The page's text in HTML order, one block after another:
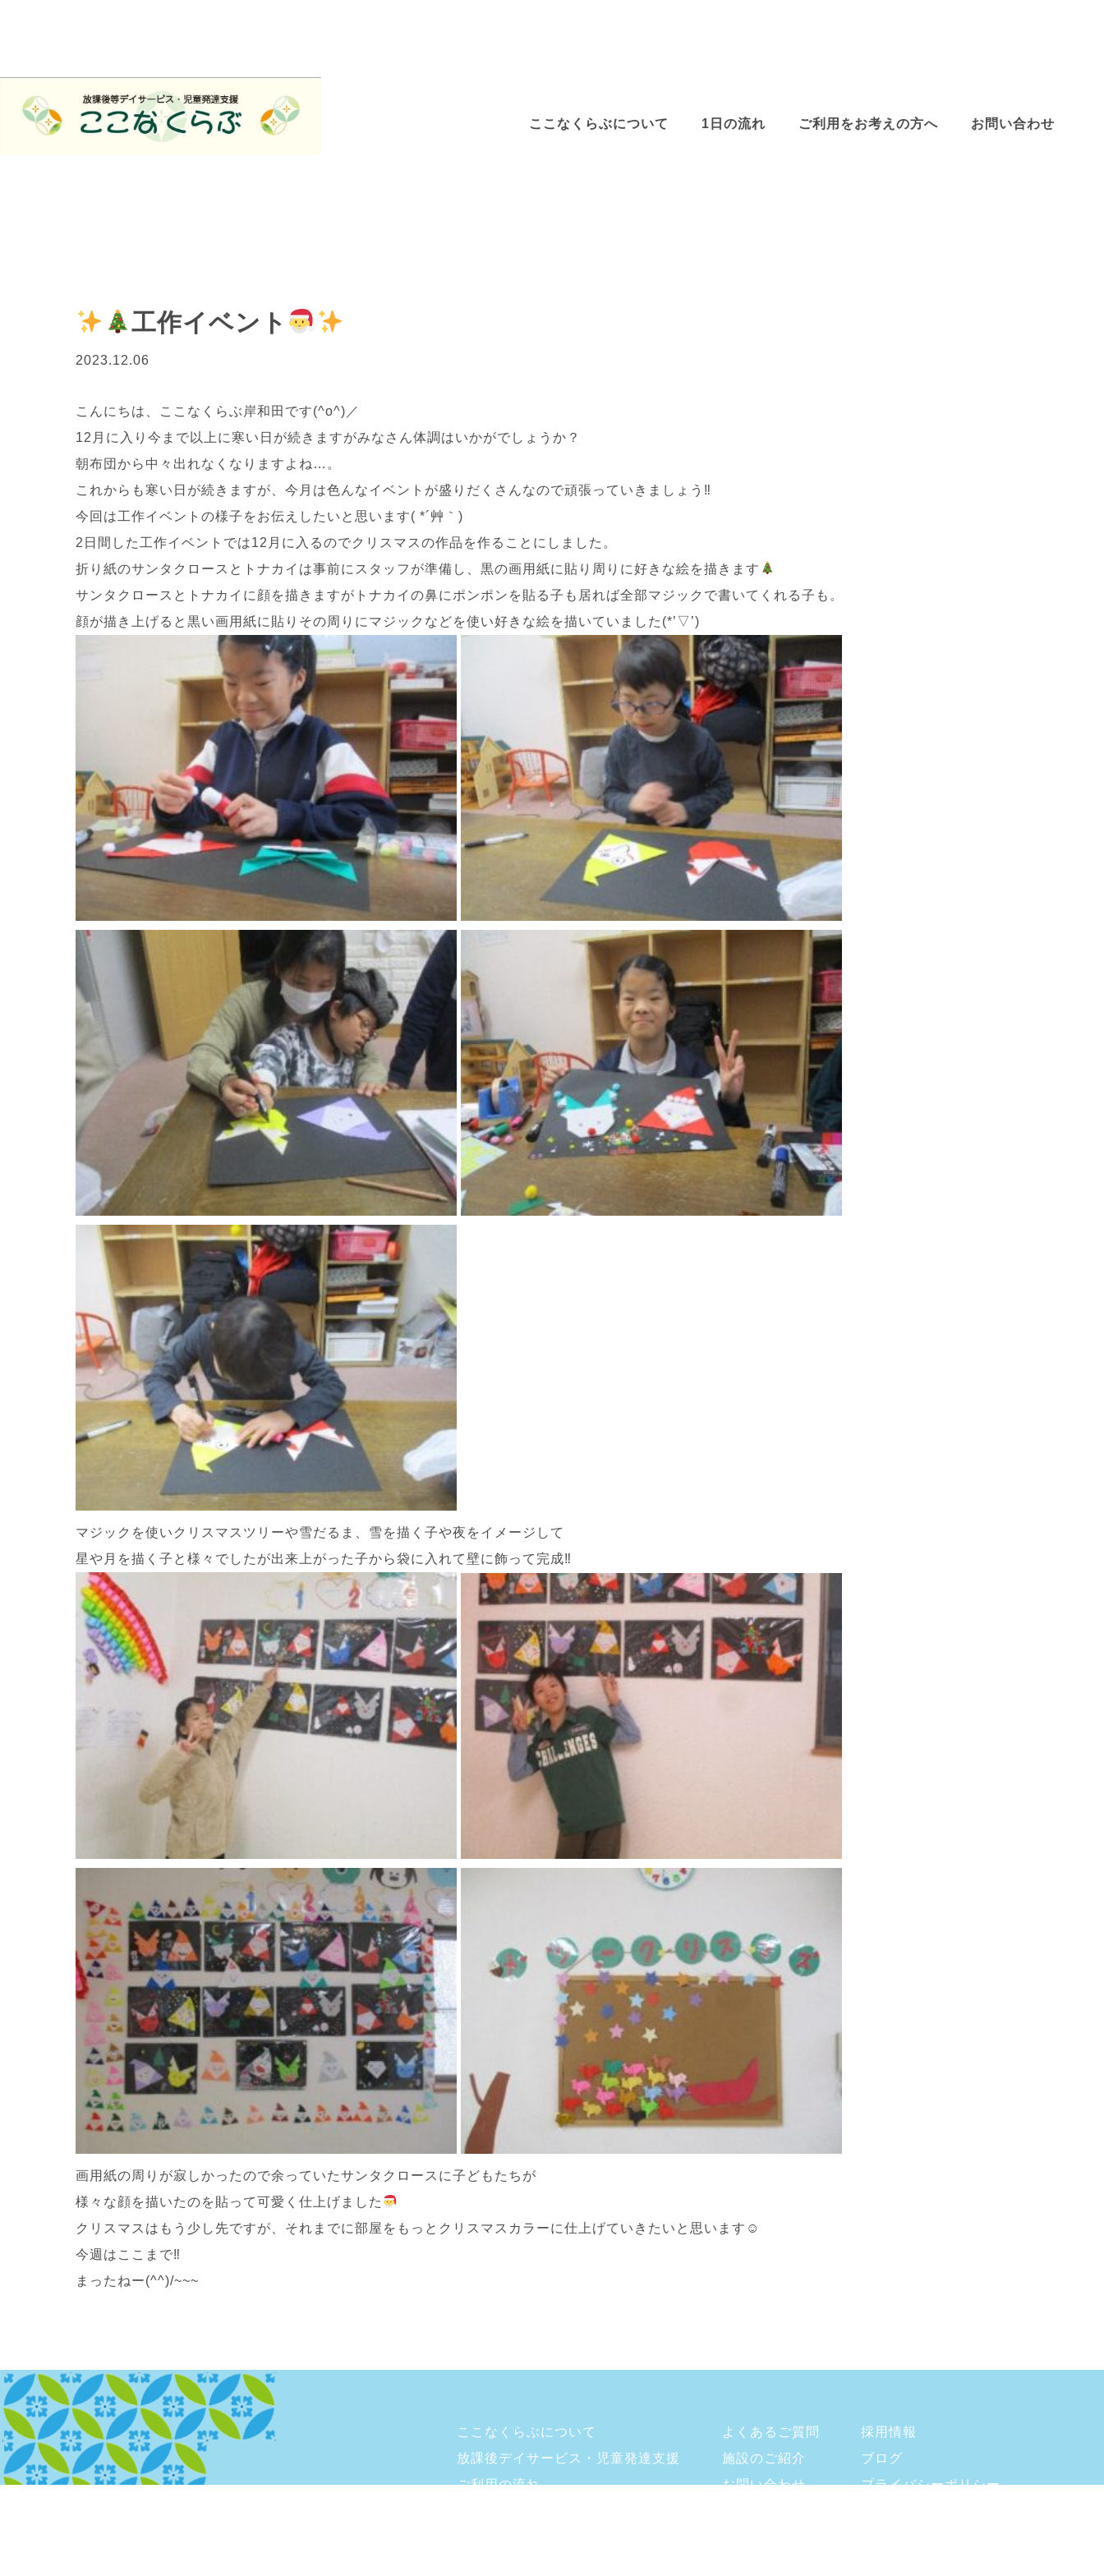
ここなくらぶについて 1日の流れ ご利用をお考えの方へ お問い合わせ
工作イベント
2023.12.06
こんにちは、ここなくらぶ岸和田です(^o^)／
12月に入り今まで以上に寒い日が続きますがみなさん体調はいかがでしょうか？
朝布団から中々出れなくなりますよね…。
これからも寒い日が続きますが、今月は色んなイベントが盛りだくさんなので頑張っていきましょう‼
今回は工作イベントの様子をお伝えしたいと思います( *´艸｀)
2日間した工作イベントでは12月に入るのでクリスマスの作品を作ることにしました。
折り紙のサンタクロースとトナカイは事前にスタッフが準備し、黒の画用紙に貼り周りに好きな絵を描きます
サンタクロースとトナカイに顔を描きますがトナカイの鼻にポンポンを貼る子も居れば全部マジックで書いてくれる子も。
顔が描き上げると黒い画用紙に貼りその周りにマジックなどを使い好きな絵を描いていました(*’▽’)
マジックを使いクリスマスツリーや雪だるま、雪を描く子や夜をイメージして
星や月を描く子と様々でしたが出来上がった子から袋に入れて壁に飾って完成‼
画用紙の周りが寂しかったので余っていたサンタクロースに子どもたちが
様々な顔を描いたのを貼って可愛く仕上げました
クリスマスはもう少し先ですが、それまでに部屋をもっとクリスマスカラーに仕上げていきたいと思います☺
今週はここまで‼
まったねー(^^)/~~~
ここなくらぶについて
放課後デイサービス・児童発達支援
ご利用の流れ
よくあるご質問
施設のご紹介
お問い合わせ
採用情報
ブログ
プライバシーポリシー